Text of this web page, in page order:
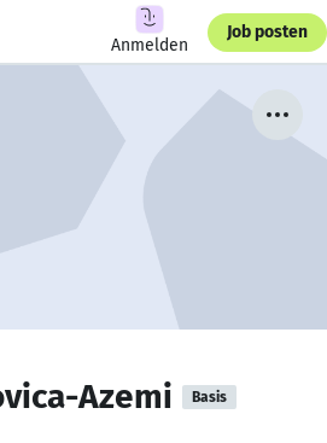
Anmelden
Job posten
Azemi Basis